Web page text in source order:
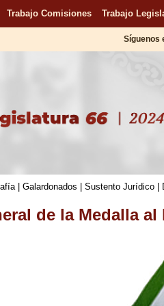
Trabajo Comisiones Trabajo
Síguenos
| Galardonados Sustento Jurídico
de la Medalla